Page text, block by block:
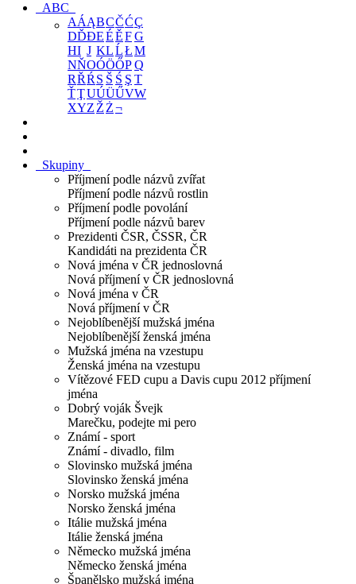
ABC
AÁĄBCČĆÇ
DĎĐEÉĚFG
HI J KLĹŁM
NŇOÓÖŐPQ
RŘŔ S Š Ś Ş T
ŤŢUÚÜŰVW
XYZ Ž Ż¬
Skupiny
Příjmení podle názvů zvířat
Příjmení podle názvů rostlin
Příjmení podle povolání
Příjmení podle názvů barev
Prezidenti ČSR, ČSSR, ČR
Kandidáti na prezidenta ČR
Nová jména v ČR jednoslovná
Nová příjmení v ČR jednoslovná
Nová jména v ČR
Nová příjmení v ČR
Nejoblíbenější mužská jména
Nejoblíbenější ženská jména
Mužská jména na vzestupu
Ženská jména na vzestupu
Vítězové FED cupu a Davis cupu 2012 příjmení
jména
Dobrý voják Švejk
Marečku, podejte mi pero
Známí - sport
Známí - divadlo, film
Slovinsko mužská jména
Slovinsko ženská jména
Norsko mužská jména
Norsko ženská jména
Itálie mužská jména
Itálie ženská jména
Německo mužská jména
Německo ženská jména
Španělsko mužská jména